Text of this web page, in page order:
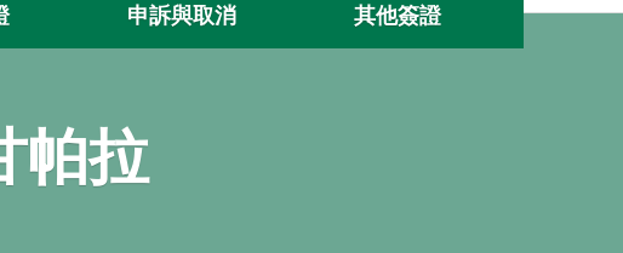
。
申訴與取消 其他簽證
帕拉